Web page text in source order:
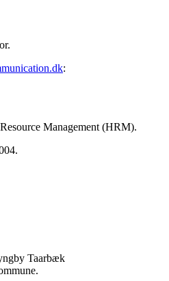
:
Management (HRM).
Taarbæk